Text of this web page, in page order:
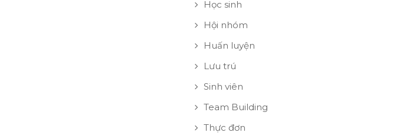
Học sinh
Hội nhóm
Huấn luyện
Lưu trú
Sinh viên
Team Building
Thực đơn